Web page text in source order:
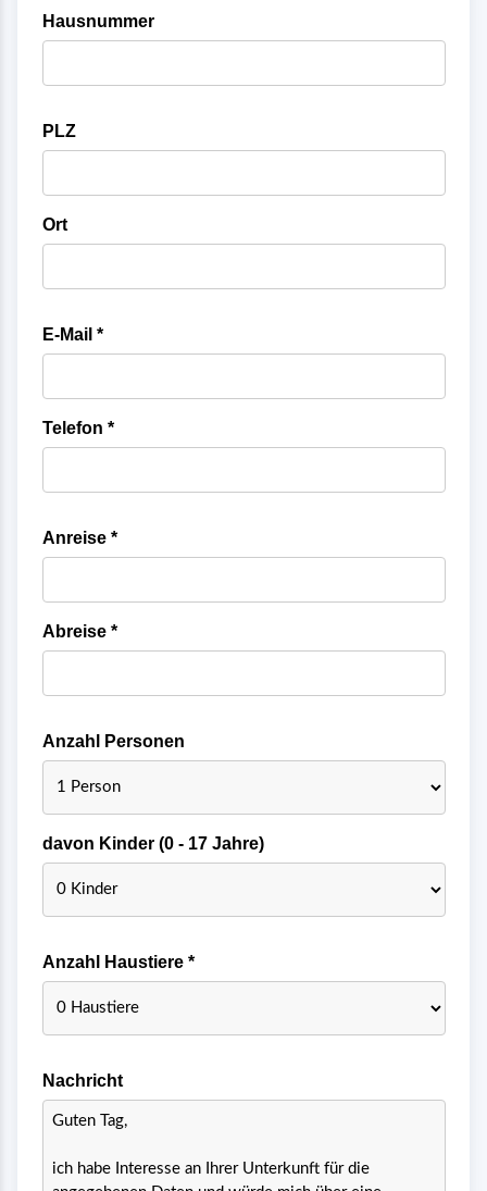
Hausnummer
PLZ
Ort
E-Mail *
Telefon *
Anreise *
Abreise *
Anzahl Personen
davon Kinder (0 - 17 Jahre)
Anzahl Haustiere *
Nachricht